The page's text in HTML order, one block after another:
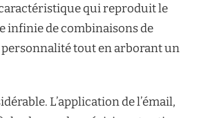
qui reproduit le
infinie de combinaisons de
personnalité tout en arborant un
L’application de l’émail,